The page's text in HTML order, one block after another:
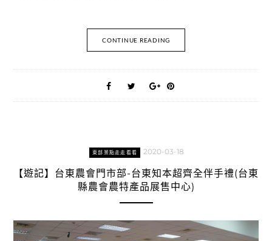
CONTINUE READING
東部景點走走看看 2020-03-18
【遊記】台東農會門市部-台東知本超齊全伴手禮(台東
縣農會農特產品展售中心)